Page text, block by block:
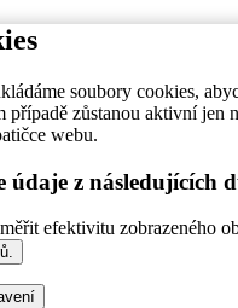
soubory cookies,
případě zůstanou aktivní
webu.
z následujících
efektivitu zobrazeného